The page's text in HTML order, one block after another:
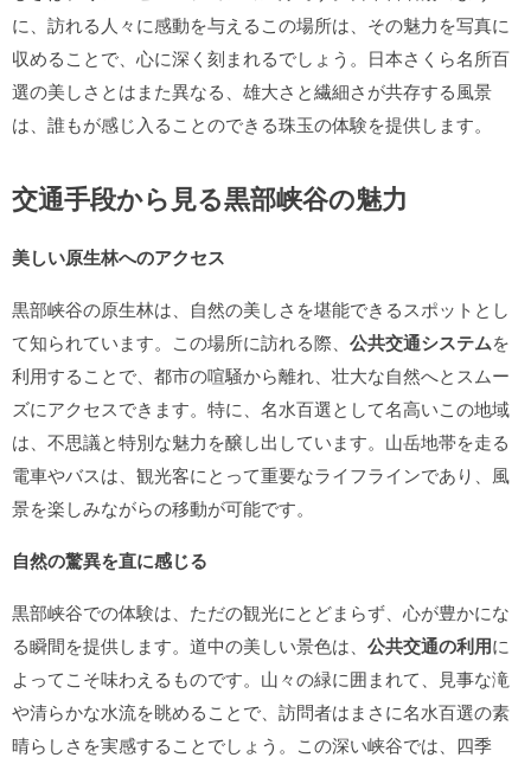
に、訪れる人々に感動を与えるこの場所は、その魅力を写真に
収めることで、心に深く刻まれるでしょう。日本さくら名所百
選の美しさとはまた異なる、雄大さと繊細さが共存する風景
は、誰もが感じ入ることのできる珠玉の体験を提供します。
交通手段から見る黒部峡谷の魅力
美しい原生林へのアクセス
黒部峡谷の原生林は、自然の美しさを堪能できるスポットとし
て知られています。この場所に訪れる際、 公共交通システムを
利用することで、都市の喧騒から離れ、壮大な自然へとスムー
ズにアクセスできます。特に、名水百選として名高いこの地域
は、不思議と特別な魅力を醸し出しています。山岳地帯を走る
電車やバスは、観光客にとって重要なライフラインであり、風
景を楽しみながらの移動が可能です。
自然の驚異を直に感じる
黒部峡谷での体験は、ただの観光にとどまらず、心が豊かにな
る瞬間を提供します。道中の美しい景色は、 公共交通の利用に
よってこそ味わえるものです。山々の緑に囲まれて、見事な滝
や清らかな水流を眺めることで、訪問者はまさに名水百選の素
晴らしさを実感することでしょう。この深い峡谷では、四季